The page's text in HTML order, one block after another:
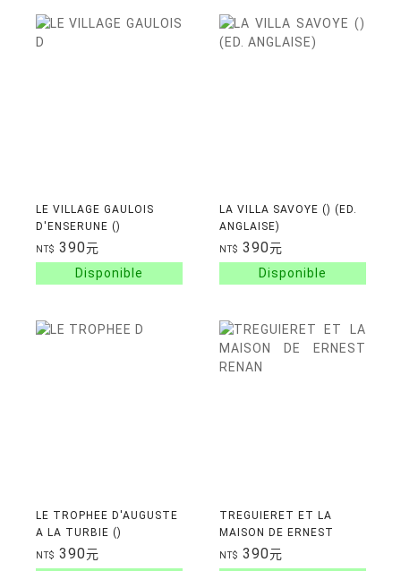
LE VILLAGE GAULOIS
D'ENSERUNE ()
NT$ 390元
LA VILLA SAVOYE () (ED.
ANGLAISE)
NT$ 390元
LE TROPHEE D'AUGUSTE
A LA TURBIE ()
NT$ 390元
TREGUIERET ET LA
MAISON DE ERNEST
RENAN
NT$ 390元